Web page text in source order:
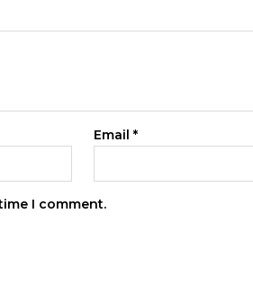
Email *
I comment.